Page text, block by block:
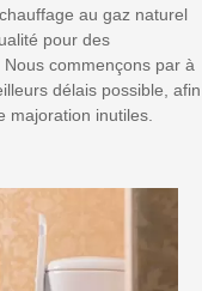
au gaz naturel
pour des
commençons par à
délais possible, afin
majoration inutiles.